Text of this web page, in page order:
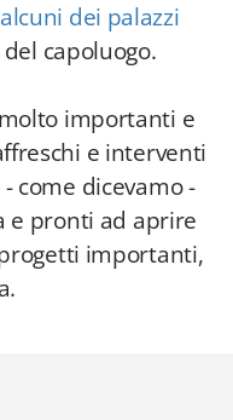
dei palazzi
capoluogo.
importanti e
e interventi
come dicevamo -
e pronti ad aprire
importanti,